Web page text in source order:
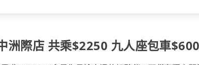
洲際店 共乘$2250 九人座包車